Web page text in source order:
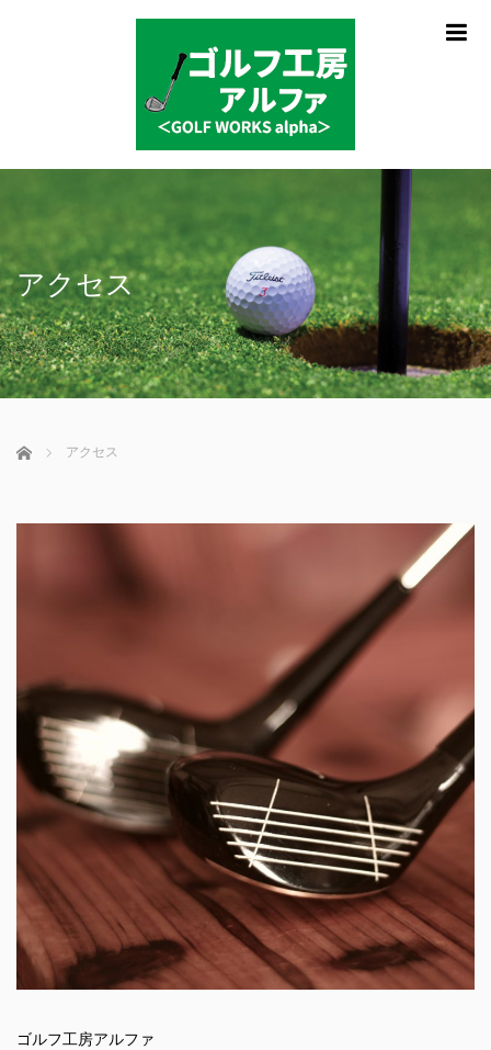
アクセス
ホーム アクセス
ゴルフ工房アルファ